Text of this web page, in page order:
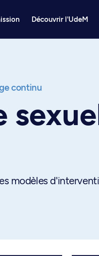
Découvrir l'UdeM
continu
modèles